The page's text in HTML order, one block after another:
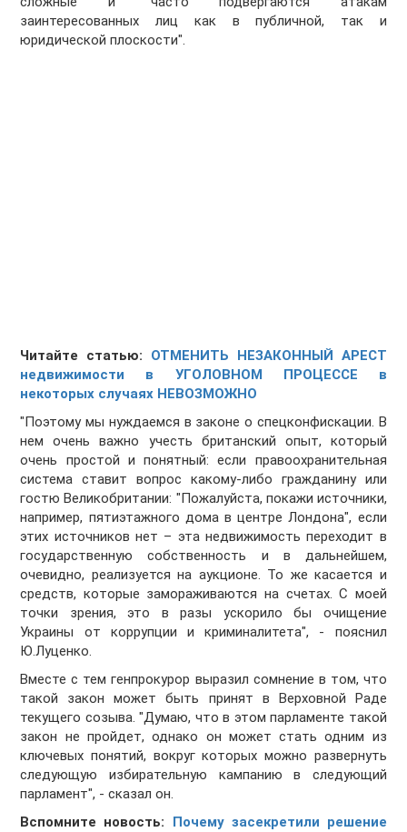
заинтересованных лиц как в публичной, так и
юридической плоскости".
Читайте статью: ОТМЕНИТЬ НЕЗАКОННЫЙ АРЕСТ
недвижимости в УГОЛОВНОМ ПРОЦЕССЕ в
некоторых случаях НЕВОЗМОЖНО
"Поэтому мы нуждаемся в законе о спецконфискации. В
нем очень важно учесть британский опыт, который
очень простой и понятный: если правоохранительная
система ставит вопрос какому-либо гражданину или
гостю Великобритании: "Пожалуйста, покажи источники,
например, пятиэтажного дома в центре Лондона", если
этих источников нет – эта недвижимость переходит в
государственную собственность и в дальнейшем,
очевидно, реализуется на аукционе. То же касается и
средств, которые замораживаются на счетах. С моей
точки зрения, это в разы ускорило бы очищение
Украины от коррупции и криминалитета", - пояснил
Ю.Луценко.
Вместе с тем генпрокурор выразил сомнение в том, что
такой закон может быть принят в Верховной Раде
текущего созыва. "Думаю, что в этом парламенте такой
закон не пройдет, однако он может стать одним из
ключевых понятий, вокруг которых можно развернуть
следующую избирательную кампанию в следующий
парламент", - сказал он.
Вспомните новость: Почему засекретили решение